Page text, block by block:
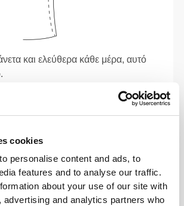
cookies
personalise content and ads, to
features and to analyse our traffic.
about your use of our site with
advertising and analytics partners who
και ελεύθερα κάθε μέρα, αυτό